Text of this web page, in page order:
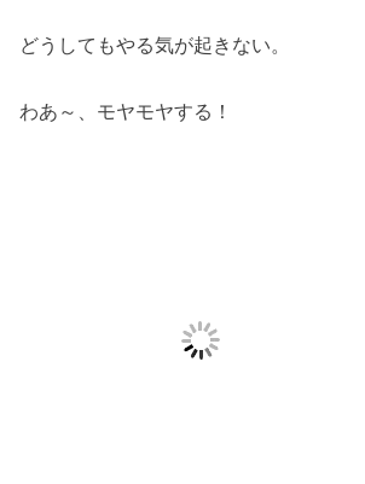
どうしてもやる気が起きない。
わあ～、モヤモヤする！